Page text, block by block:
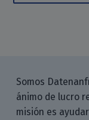
Somos
ánimo de lucro
misión es